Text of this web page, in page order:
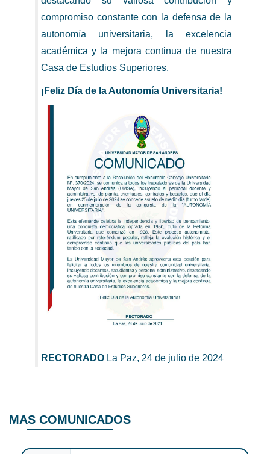
compromiso constante con la defensa de la
autonomía universitaria, la excelencia
académica y la mejora continua de nuestra
Casa de Estudios Superiores.
¡Feliz Día de la Autonomía Universitaria!
RECTORADO La Paz, 24 de julio de 2024
MAS COMUNICADOS